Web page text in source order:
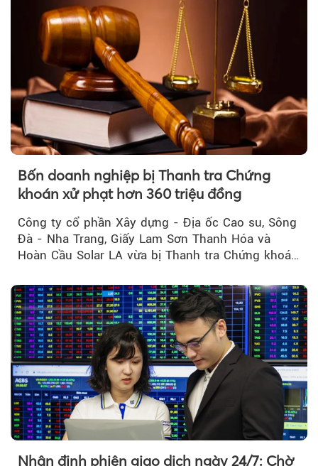
Bốn doanh nghiệp bị Thanh tra Chứng
khoán xử phạt hơn 360 triệu đồng
Công ty cổ phần Xây dựng - Địa ốc Cao su, Sông
Đà - Nha Trang, Giấy Lam Sơn Thanh Hóa và
Hoàn Cầu Solar LA vừa bị Thanh tra Chứng khoán
do vi phạm quy định về công bố thông tin trên
thị trường chứng khoán.
Nhận định phiên giao dịch ngày 24/7: Chờ